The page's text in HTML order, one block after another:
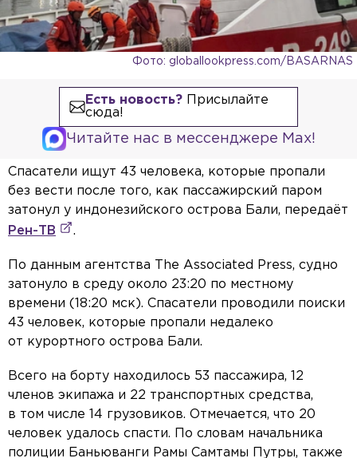
Фото: globallookpress.com/BASARNAS
Есть новость?Присылайте
сюда!
Читайте нас в мессенджере Max!
Спасатели ищут 43 человека, которые пропали
без вести после того, как пассажирский паром
затонул у индонезийского острова Бали, передаёт
Рен-ТВ
.
По данным агентства The Associated Press, судно
затонуло в среду около 23:20 по местному
времени (18:20 мск). Спасатели проводили поиски
43 человек, которые пропали недалеко
от курортного острова Бали.
Всего на борту находилось 53 пассажира, 12
членов экипажа и 22 транспортных средства,
в том числе 14 грузовиков. Отмечается, что 20
человек удалось спасти. По словам начальника
полиции Баньюванги Рамы Самтамы Путры, также